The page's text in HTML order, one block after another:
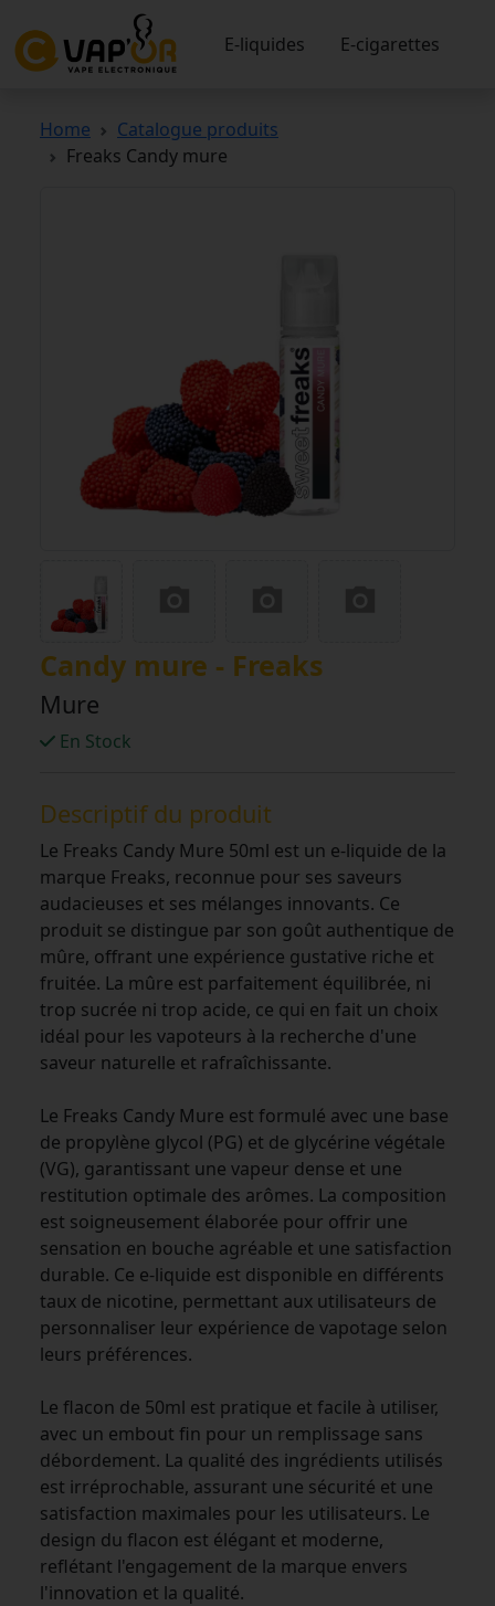
E-liquides E-cigarettes
Home
Catalogue produits
Freaks Candy mure
Candy mure - Freaks
Mure
En Stock
Descriptif du produit
Le Freaks Candy Mure 50ml est un e-liquide de la
marque Freaks, reconnue pour ses saveurs
audacieuses et ses mélanges innovants. Ce
produit se distingue par son goût authentique de
mûre, offrant une expérience gustative riche et
fruitée. La mûre est parfaitement équilibrée, ni
trop sucrée ni trop acide, ce qui en fait un choix
idéal pour les vapoteurs à la recherche d'une
saveur naturelle et rafraîchissante.
Le Freaks Candy Mure est formulé avec une base
de propylène glycol (PG) et de glycérine végétale
(VG), garantissant une vapeur dense et une
restitution optimale des arômes. La composition
est soigneusement élaborée pour offrir une
sensation en bouche agréable et une satisfaction
durable. Ce e-liquide est disponible en différents
taux de nicotine, permettant aux utilisateurs de
personnaliser leur expérience de vapotage selon
leurs préférences.
Le flacon de 50ml est pratique et facile à utiliser,
avec un embout fin pour un remplissage sans
débordement. La qualité des ingrédients utilisés
est irréprochable, assurant une sécurité et une
satisfaction maximales pour les utilisateurs. Le
design du flacon est élégant et moderne,
reflétant l'engagement de la marque envers
l'innovation et la qualité.